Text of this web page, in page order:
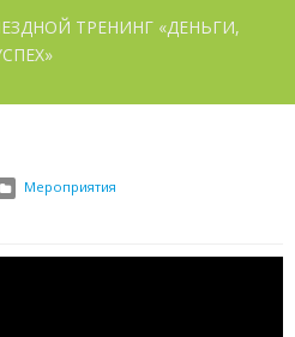
ТРЕНИНГ «ДЕНЬГИ,
Мероприятия